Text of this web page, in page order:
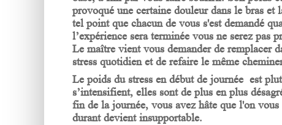
provoqué une certaine douleur dans le bras et
tel point que chacun de vous s'est demandé
l’expérience sera terminée vous ne serez pas
Le maître vient vous demander de remplacer
stress quotidien et de refaire le même
Le poids du stress en début de journée est
s’intensifient, elles sont de plus en plus
fin de la journée, vous avez hâte que l'on
durant devient insupportable.